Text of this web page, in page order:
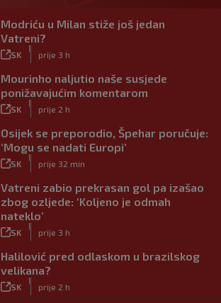
Modriću u Milan stiže još jedan
Vatreni?
SK prije 3 h
Mourinho naljutio naše susjede
ponižavajućim komentarom
SK prije 2 h
Osijek se preporodio, Špehar poručuje:
‘Mogu se nadati Europi’
SK prije 32 min
Vatreni zabio prekrasan gol pa izašao
zbog ozljede: ‘Koljeno je odmah
nateklo’
SK prije 3 h
Halilović pred odlaskom u brazilskog
velikana?
SK prije 2 h